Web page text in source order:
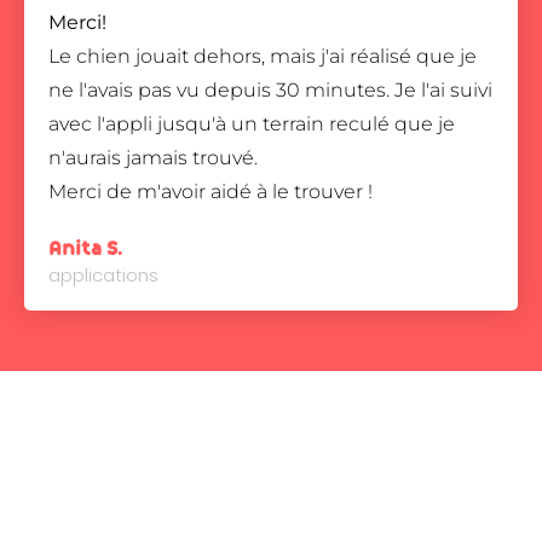
Merci!
Le chien jouait dehors, mais j'ai réalisé que je
ne l'avais pas vu depuis 30 minutes. Je l'ai suivi
avec l'appli jusqu'à un terrain reculé que je
n'aurais jamais trouvé.
Merci de m'avoir aidé à le trouver !
Anita S.
applications